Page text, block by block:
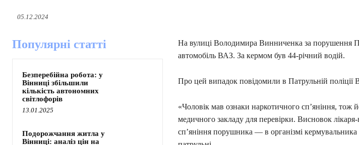
05.12.2024
Популярні статті
Безперебійна робота: у
Вінниці збільшили
кількість автономних
світлофорів
13.01.2025
Подорожчання житла у
Вінниці: аналіз цін на
На вулиці Володимира Винниченка за порушення
автомобіль ВАЗ. За кермом був 44-річний водій.
Про цей випадок повідомили в Патрульній поліції
«Чоловік мав ознаки наркотичного сп’яніння, тож
медичного закладу для перевірки. Висновок
сп’яніння порушника — в організмі